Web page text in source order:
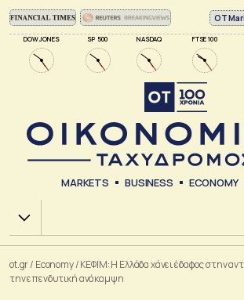
DOW JONES SP 500 NASDAQ FTSE 100
ΟΤ
MARKETS BUSINESS ECONOMY
Χ.Α.
ot.gr/ Economy/ΚΕΦΙΜ: Η Ελλάδα χάνει έδαφος στην
την επενδυτική ανάκαμψη